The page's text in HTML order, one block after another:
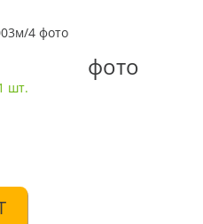
фото
шт.